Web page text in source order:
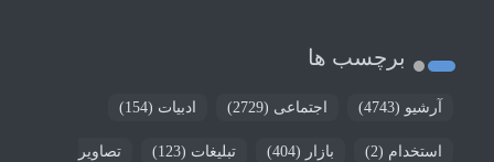
برچسب ها
آرشیو (4743) اجتماعی (2729) ادبیات (154)
استخدام (2) بازار (404) تبلیغات (123) تصاویر